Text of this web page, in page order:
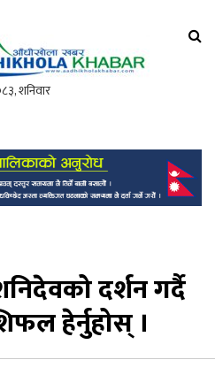
दर्शन गर्दै
हेर्नुहोस् ।